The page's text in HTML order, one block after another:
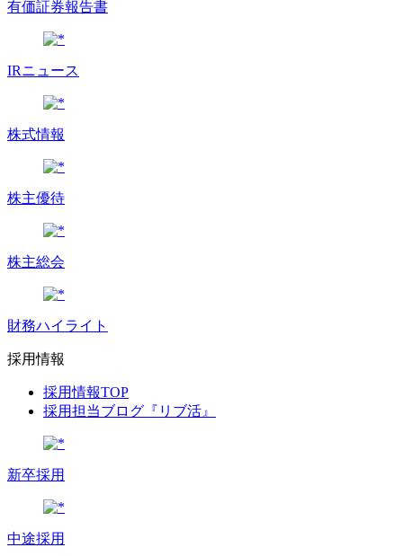
有価証券報告書
IRニュース
株式情報
株主優待
株主総会
財務ハイライト
採用情報
採用情報TOP
採用担当ブログ『リブ活』
新卒採用
中途採用